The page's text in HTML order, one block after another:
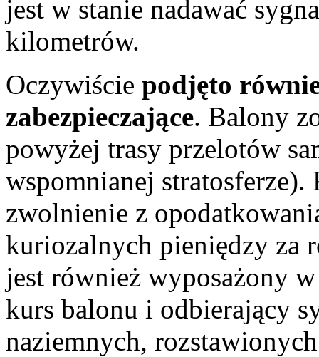
jest w stanie nadawać
kilometrów.
Oczywiście podjęto
zabezpieczające. Balony
powyżej trasy przelotów
wspomnianej
zwolnienie z
kuriozalnych pieniędzy za
jest również wyposażony
kurs balonu i odbierający
naziemnych,